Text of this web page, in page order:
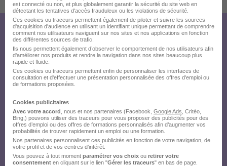
Créez votre compte Hellowork et
envoyez votre candidature !
est connecté ou non, et plus globalement garantir la sécurité du site web en
détectant les tentatives d'accès frauduleux ou les violations de sécurité.
Ces cookies ou traceurs permettent également de piloter et suivre les sources
d'acquisition d'audience en utilisant un identifiant unique permettant de comprendre
comment nos utilisateurs naviguent sur nos sites et nos applications en fonction
des différentes sources de trafic.
Ils nous permettent également d’observer le comportement de nos utilisateurs afin
d'améliorer nos produits et rendre la navigation dans nos sites beaucoup plus
rapide et fluide.
Ces cookies ou traceurs permettent enfin de personnaliser les interfaces de
consultation et d'effectuer une présentation personnalisée des offres d'emploi ou
de formations proposées.
Cookies publicitaires
Avec votre accord , nous et nos partenaires (Facebook, Google Ads , Critéo,
Bing,) pouvons utiliser des traceurs pour vous proposer des publicités pour des
offres d’emploi ou des offres de formations personnalisés afin d’augmenter vos
probabilités de trouver rapidement un emploi ou une formation.
Nos partenaires personnalisent ces publicités en fonction de votre navigation, de
votre profil et de vos centres d’intérêt.
Vous pouvez à tout moment paramétrer vos choix ou retirer votre
consentement en cliquant sur le lien "Gérer les traceurs" en bas de page.